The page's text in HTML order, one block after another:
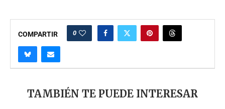
COMPARTIR 0
TAMBIÉN TE PUEDE INTERESAR